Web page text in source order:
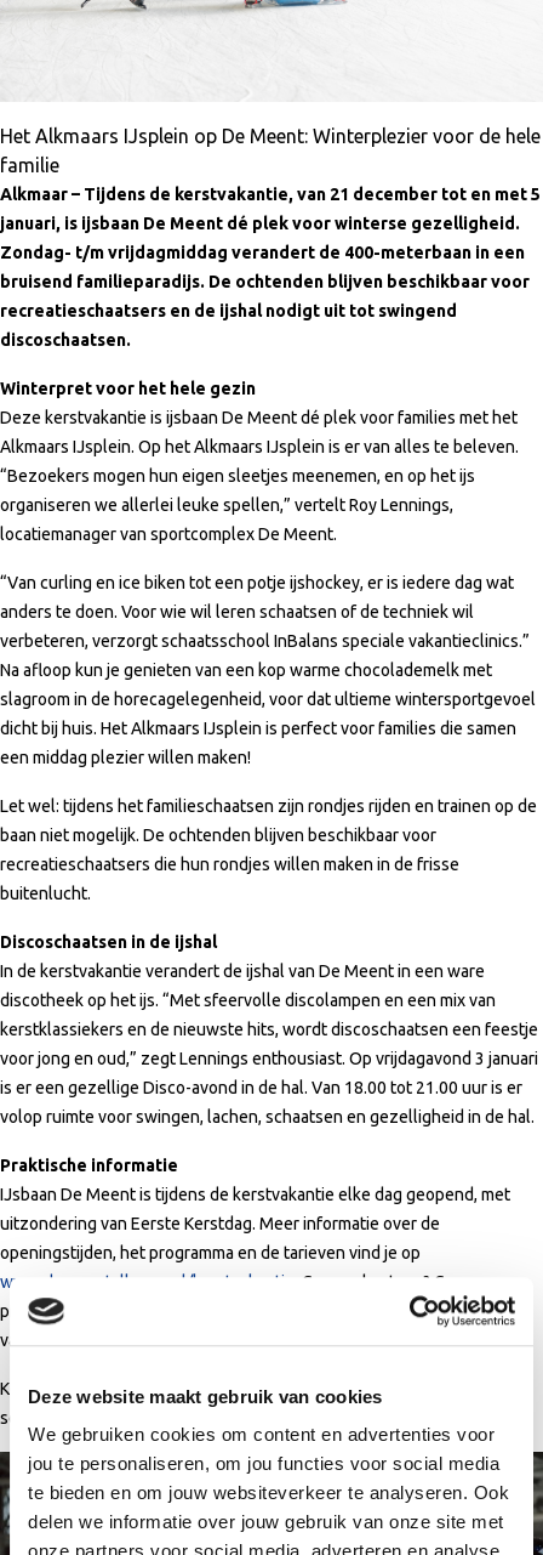
Deze website maakt gebruik van cookies
We gebruiken cookies om content en advertenties voor
jou te personaliseren, om jou functies voor social media
te bieden en om jouw websiteverkeer te analyseren. Ook
delen we informatie over jouw gebruik van onze site met
Het Alkmaars IJsplein op De Meent: Winterplezier voor de hele
familie
Alkmaar – Tijdens de kerstvakantie, van 21 december tot en met 5
januari, is ijsbaan De Meent dé plek voor winterse gezelligheid.
Zondag- t/m vrijdagmiddag verandert de 400-meterbaan in een
bruisend familieparadijs. De ochtenden blijven beschikbaar voor
recreatieschaatsers en de ijshal nodigt uit tot swingend
discoschaatsen.
Winterpret voor het hele gezin
Deze kerstvakantie is ijsbaan De Meent dé plek voor families met het
Alkmaars IJsplein. Op het Alkmaars IJsplein is er van alles te beleven.
“Bezoekers mogen hun eigen sleetjes meenemen, en op het ijs
organiseren we allerlei leuke spellen,” vertelt Roy Lennings,
locatiemanager van sportcomplex De Meent.
“Van curling en ice biken tot een potje ijshockey, er is iedere dag wat
anders te doen. Voor wie wil leren schaatsen of de techniek wil
verbeteren, verzorgt schaatsschool InBalans speciale vakantieclinics.”
Na afloop kun je genieten van een kop warme chocolademelk met
slagroom in de horecagelegenheid, voor dat ultieme wintersportgevoel
dicht bij huis. Het Alkmaars IJsplein is perfect voor families die samen
een middag plezier willen maken!
Let wel: tijdens het familieschaatsen zijn rondjes rijden en trainen op de
baan niet mogelijk. De ochtenden blijven beschikbaar voor
recreatieschaatsers die hun rondjes willen maken in de frisse
buitenlucht.
Discoschaatsen in de ijshal
In de kerstvakantie verandert de ijshal van De Meent in een ware
discotheek op het ijs. “Met sfeervolle discolampen en een mix van
kerstklassiekers en de nieuwste hits, wordt discoschaatsen een feestje
voor jong en oud,” zegt Lennings enthousiast. Op vrijdagavond 3 januari
is er een gezellige Disco-avond in de hal. Van 18.00 tot 21.00 uur is er
volop ruimte voor swingen, lachen, schaatsen en gezelligheid in de hal.
Praktische informatie
IJsbaan De Meent is tijdens de kerstvakantie elke dag geopend, met
uitzondering van Eerste Kerstdag. Meer informatie over de
openingstijden, het programma en de tarieven vind je op
www.demeentalkmaar.nl/kerstvakantie
. Geen schaatsen? Geen
probleem! Schaatsen zijn te huur via FortysixSports in de centrale hal
van het sportcomplex.
Kom langs en geniet van een onvergetelijke kerstvakantie vol
schaatsplezier op IJsbaan De Meent!